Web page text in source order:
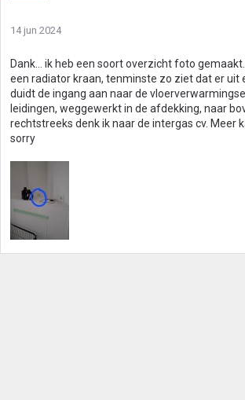
e
i
g
n
:
14 jun 2024
Dank... ik heb een soort overzicht foto
een radiator kraan, tenminste zo ziet dat er uit
duidt de ingang aan naar de
leidingen, weggewerkt in de afdekking, naar
rechtstreeks denk ik naar de intergas cv. Meer
sorry